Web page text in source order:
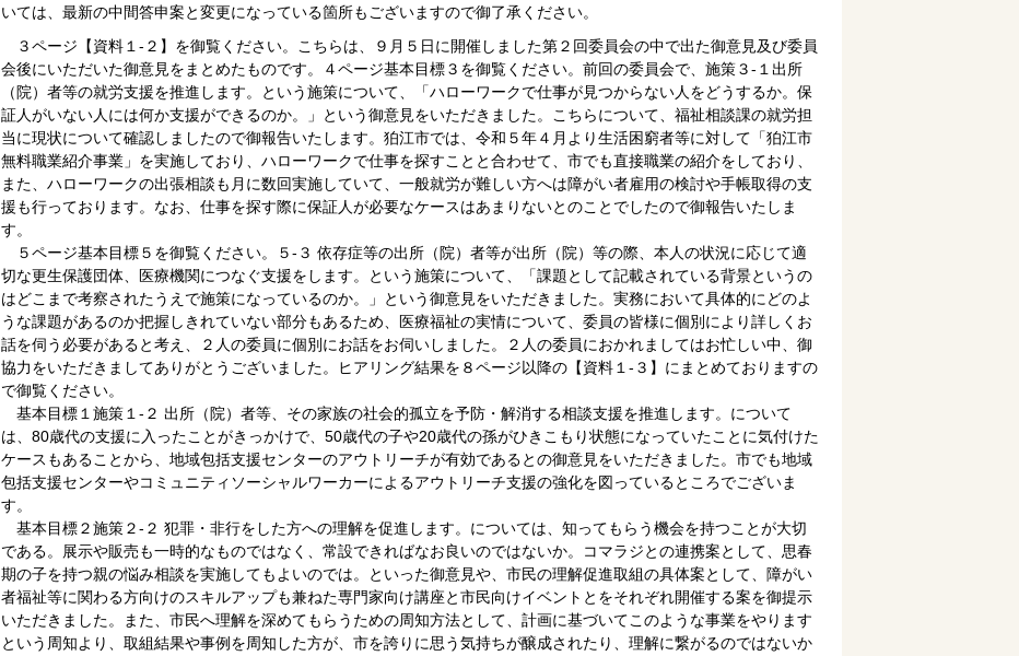
いては、最新の中間答申案と変更になっている箇所もございますので御了承ください。
３ページ【資料１-２】を御覧ください。こちらは、９月５日に開催しました第２回委員会の中で出た御意見及び委員
会後にいただいた御意見をまとめたものです。４ページ基本目標３を御覧ください。前回の委員会で、施策３-１出所
（院）者等の就労支援を推進します。という施策について、「ハローワークで仕事が見つからない人をどうするか。保
証人がいない人には何か支援ができるのか。」という御意見をいただきました。こちらについて、福祉相談課の就労担
当に現状について確認しましたので御報告いたします。狛江市では、令和５年４月より生活困窮者等に対して「狛江市
無料職業紹介事業」を実施しており、ハローワークで仕事を探すことと合わせて、市でも直接職業の紹介をしており、
また、ハローワークの出張相談も月に数回実施していて、一般就労が難しい方へは障がい者雇用の検討や手帳取得の支
援も行っております。なお、仕事を探す際に保証人が必要なケースはあまりないとのことでしたので御報告いたしま
す。
５ページ基本目標５を御覧ください。５-３ 依存症等の出所（院）者等が出所（院）等の際、本人の状況に応じて適
切な更生保護団体、医療機関につなぐ支援をします。という施策について、「課題として記載されている背景というの
はどこまで考察されたうえで施策になっているのか。」という御意見をいただきました。実務において具体的にどのよ
うな課題があるのか把握しきれていない部分もあるため、医療福祉の実情について、委員の皆様に個別により詳しくお
話を伺う必要があると考え、２人の委員に個別にお話をお伺いしました。２人の委員におかれましてはお忙しい中、御
協力をいただきましてありがとうございました。ヒアリング結果を８ページ以降の【資料１-３】にまとめておりますの
で御覧ください。
基本目標１施策１-２ 出所（院）者等、その家族の社会的孤立を予防・解消する相談支援を推進します。について
は、80歳代の支援に入ったことがきっかけで、50歳代の子や20歳代の孫がひきこもり状態になっていたことに気付けた
ケースもあることから、地域包括支援センターのアウトリーチが有効であるとの御意見をいただきました。市でも地域
包括支援センターやコミュニティソーシャルワーカーによるアウトリーチ支援の強化を図っているところでございま
す。
基本目標２施策２-２ 犯罪・非行をした方への理解を促進します。については、知ってもらう機会を持つことが大切
である。展示や販売も一時的なものではなく、常設できればなお良いのではないか。コマラジとの連携案として、思春
期の子を持つ親の悩み相談を実施してもよいのでは。といった御意見や、市民の理解促進取組の具体案として、障がい
者福祉等に関わる方向けのスキルアップも兼ねた専門家向け講座と市民向けイベントとをそれぞれ開催する案を御提示
いただきました。また、市民へ理解を深めてもらうための周知方法として、計画に基づいてこのような事業をやります
という周知より、取組結果や事例を周知した方が、市を誇りに思う気持ちが醸成されたり、理解に繋がるのではないか